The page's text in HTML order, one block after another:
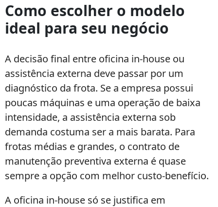
Como escolher o modelo
ideal para seu negócio
A decisão final entre oficina in-house ou
assistência externa deve passar por um
diagnóstico da frota. Se a empresa possui
poucas máquinas e uma operação de baixa
intensidade, a assistência externa sob
demanda costuma ser a mais barata. Para
frotas médias e grandes, o contrato de
manutenção preventiva externa é quase
sempre a opção com melhor custo-benefício.
A oficina in-house só se justifica em